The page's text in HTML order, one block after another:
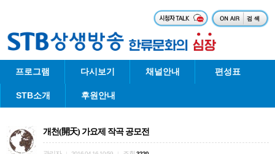
프로그램 다시보기 채널안내 편성표
STB소개 후원안내
개천(開天) 가요제 작곡 공모전